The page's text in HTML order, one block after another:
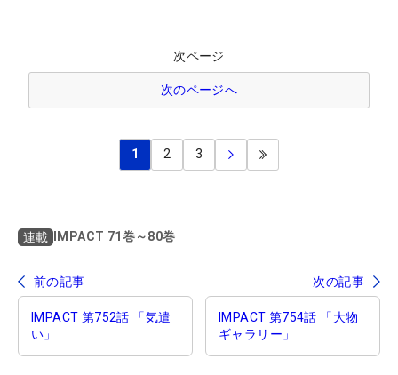
次ページ
次のページへ
1 2 3
連載 IMPACT 71巻～80巻
前の記事 次の記事
IMPACT 第752話 「気遣
い」
IMPACT 第754話 「大物
ギャラリー」